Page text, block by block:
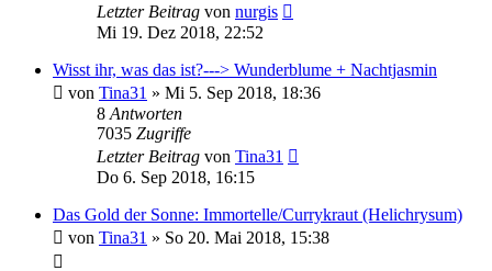
Letzter Beitrag von nurgis
Mi 19. Dez 2018, 22:52
Wisst ihr, was das ist?---> Wunderblume + Nachtjasmin
von Tina31 » Mi 5. Sep 2018, 18:36
8 Antworten
7035 Zugriffe
Letzter Beitrag von Tina31
Do 6. Sep 2018, 16:15
Das Gold der Sonne: Immortelle/Currykraut (Helichrysum)
von Tina31 » So 20. Mai 2018, 15:38